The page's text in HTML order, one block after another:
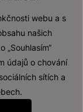
webu a s
našich
údajů o chování
sítích a